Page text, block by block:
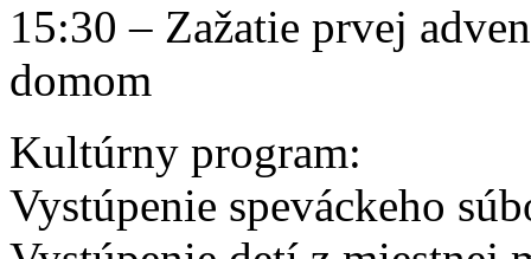
15:30 – Zažatie prvej
domom
Kultúrny program:
Vystúpenie speváckeho